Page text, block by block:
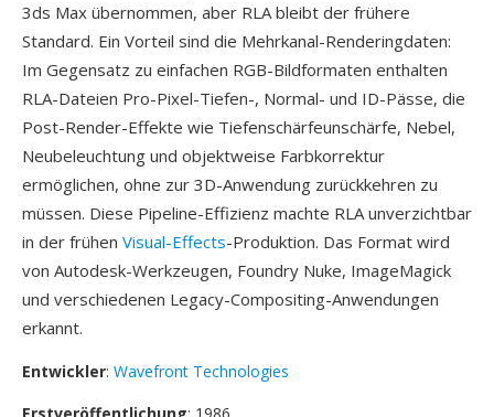
3ds Max übernommen, aber RLA bleibt der frühere
Standard. Ein Vorteil sind die Mehrkanal-Renderingdaten:
Im Gegensatz zu einfachen RGB-Bildformaten enthalten
RLA-Dateien Pro-Pixel-Tiefen-, Normal- und ID-Pässe, die
Post-Render-Effekte wie Tiefenschärfeunschärfe, Nebel,
Neubeleuchtung und objektweise Farbkorrektur
ermöglichen, ohne zur 3D-Anwendung zurückkehren zu
müssen. Diese Pipeline-Effizienz machte RLA unverzichtbar
in der frühen Visual-Effects-Produktion. Das Format wird
von Autodesk-Werkzeugen, Foundry Nuke, ImageMagick
und verschiedenen Legacy-Compositing-Anwendungen
erkannt.
Entwickler: Wavefront Technologies